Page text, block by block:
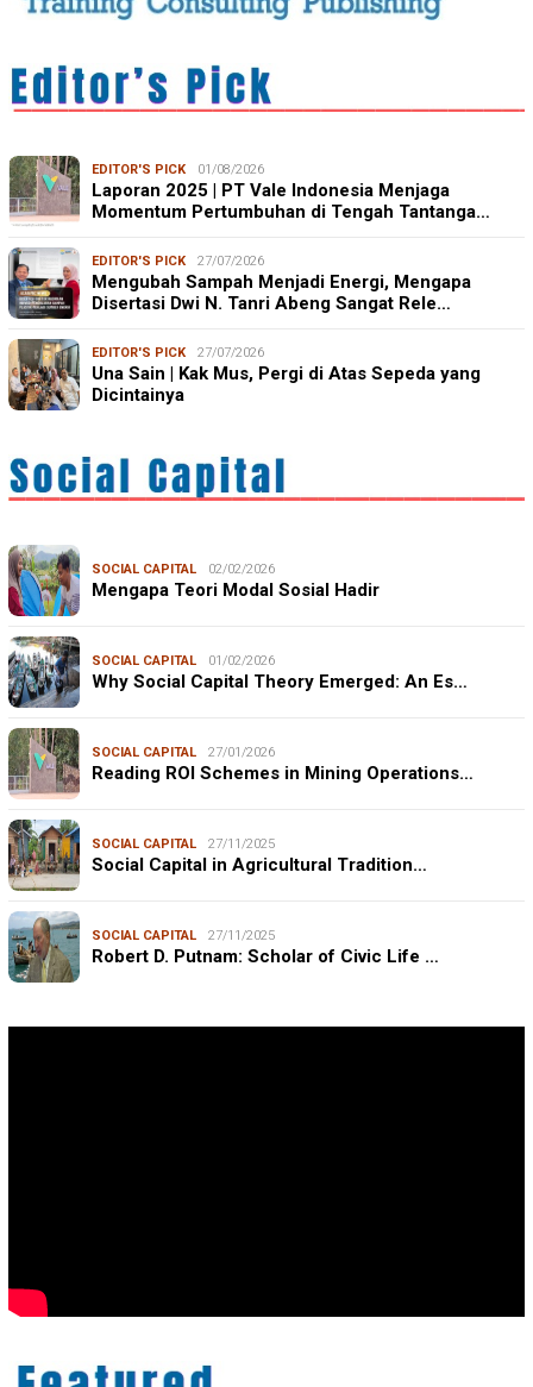
EDITOR'S PICK 01/08/2026
Laporan 2025 | PT Vale Indonesia Menjaga
Momentum Pertumbuhan di Tengah Tantanga…
EDITOR'S PICK 27/07/2026
Mengubah Sampah Menjadi Energi, Mengapa
Disertasi Dwi N. Tanri Abeng Sangat Rele…
EDITOR'S PICK 27/07/2026
Una Sain | Kak Mus, Pergi di Atas Sepeda yang
Dicintainya
SOCIAL CAPITAL 02/02/2026
Mengapa Teori Modal Sosial Hadir
SOCIAL CAPITAL 01/02/2026
Why Social Capital Theory Emerged: An Es…
SOCIAL CAPITAL 27/01/2026
Reading ROI Schemes in Mining Operations…
SOCIAL CAPITAL 27/11/2025
Social Capital in Agricultural Tradition…
SOCIAL CAPITAL 27/11/2025
Robert D. Putnam: Scholar of Civic Life …